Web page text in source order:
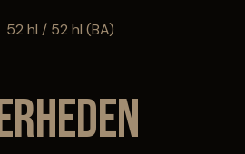
52 hl / 52 hl (BA)